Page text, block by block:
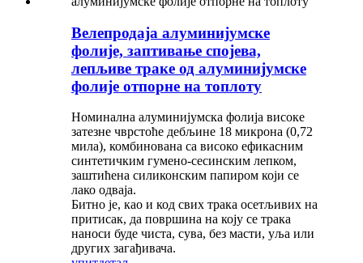
Велепродаја алуминијумске
фолије, заптивање спојева,
лепљиве траке од алуминијумске
фолије отпорне на топлоту
Номинална алуминијумска фолија високе
затезне чврстоће дебљине 18 микрона (0,72
мила), комбинована са високо ефикасним
синтетичким гумено-сесинским лепком,
заштићена силиконским папиром који се
лако одваја.
Битно је, као и код свих трака осетљивих на
притисак, да површина на коју се трака
наноси буде чиста, сува, без масти, уља или
других загађивача.